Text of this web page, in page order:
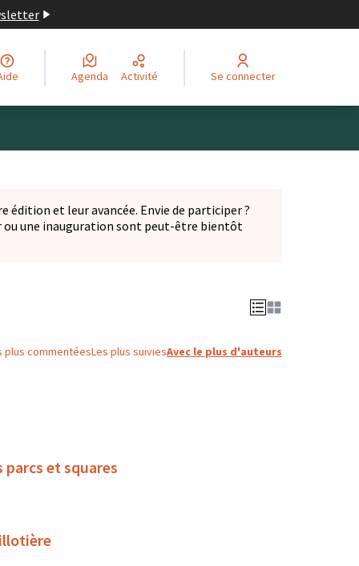
Aide Agenda Activité Se connecter
édition et leur avancée. Envie de participer ?
ou une inauguration sont peut-être bientôt
plus commentéesLes plus suiviesAvec le plus d'auteurs
et squares